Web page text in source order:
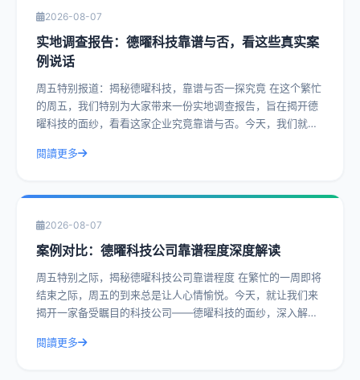
2026-08-07
实地调查报告：德曜科技靠谱与否，看这些真实案
例说话
周五特别报道：揭秘德曜科技，靠谱与否一探究竟 在这个繁忙
的周五，我们特别为大家带来一份实地调查报告，旨在揭开德
曜科技的面纱，看看这家企业究竟靠谱与否。今天，我们就通
閱讀更多
2026-08-07
案例对比：德曜科技公司靠谱程度深度解读
周五特别之际，揭秘德曜科技公司靠谱程度 在繁忙的一周即将
结束之际，周五的到来总是让人心情愉悦。今天，就让我们来
揭开一家备受瞩目的科技公司——德曜科技的面纱，深入解读
閱讀更多